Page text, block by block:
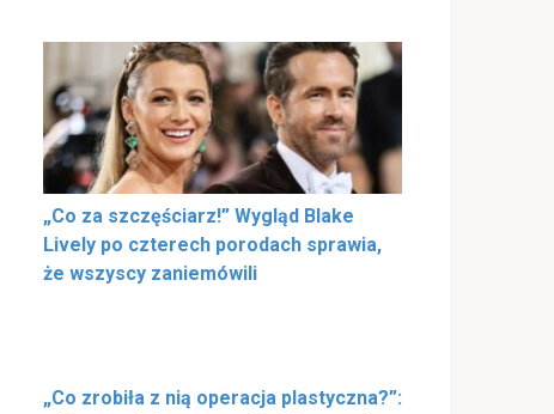
„Co za szczęściarz!” Wygląd Blake
Lively po czterech porodach sprawia,
że wszyscy zaniemówili
„Co zrobiła z nią operacja plastyczna?”: